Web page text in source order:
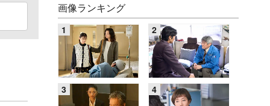
画像ランキング